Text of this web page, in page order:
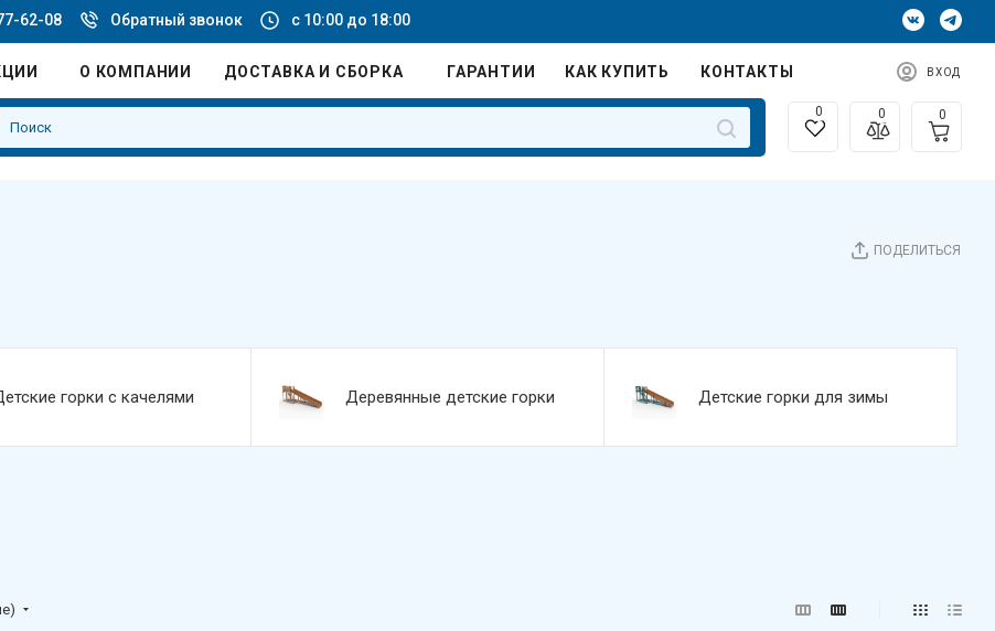
62-08 Обратный звонок с 10:00 до 18:00
О КОМПАНИИ ДОСТАВКА И СБОРКА ГАРАНТИИ КАК КУПИТЬ КОНТАКТЫ ВХОД
0 0 0
ПОДЕЛИТЬСЯ
горки с качелями Деревянные детские горки Детские горки для зимы